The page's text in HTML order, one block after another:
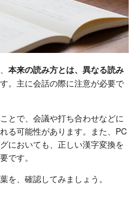
本来の読み方とは、異なる読み
。主に会話の際に注意が必要で
とで、会議や打ち合わせなどに
る可能性があります。また、PC
においても、正しい漢字変換を
です。
を、確認してみましょう。